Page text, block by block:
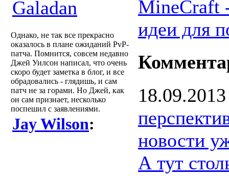
Galadan
Однако, не так все прекрасно
оказалось в плане ожиданий PvP-
патча. Помнится, совсем недавно
Джей Уилсон написал, что очень
скоро будет заметка в блог, и все
обрадовались - глядишь, и сам
патч не за горами. Но Джей, как
он сам признает, несколько
поспешил с заявлениями.
Jay Wilson:
MineCraft
идеи для
18.09.2013
новости
А тут